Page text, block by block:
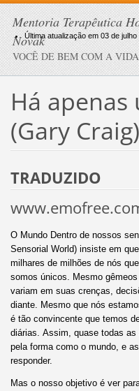
Mentoria Terapêutica
Novak
VOCÊ DE BEM COM A
Há apenas
(Gary Craig)
TRADUZIDO
Última atualização em 03 de julho
O Mundo Dentro de nossos
Sensorial World) insiste em
milhares de milhões de nós
somos únicos. Mesmo
variam em suas crenças,
diante. Mesmo que nós
é tão convincente que temos
diárias. Assim, quase todas
pela forma como o mundo, e
responder.
Mas o nosso objetivo é ver